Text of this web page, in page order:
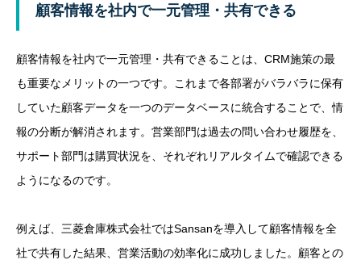
顧客情報を社内で一元管理・共有できる
顧客情報を社内で一元管理・共有できることは、CRM施策の最
も重要なメリットの一つです。これまで各部署がバラバラに保有
していた顧客データを一つのデータベースに統合することで、情
報の分断が解消されます。営業部門は過去の問い合わせ履歴を、
サポート部門は購買状況を、それぞれリアルタイムで確認できる
ようになるのです。
例えば、 三菱倉庫株式会社ではSansanを導入して顧客情報を全
社で共有した結果、営業活動の効率化に成功しました。顧客との